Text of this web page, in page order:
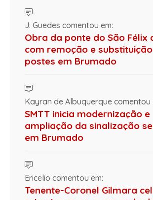
J. Guedes comentou em:
Obra da ponte do São Félix
com remoção e
postes em Brumado
Kayran de Albuquerque comentou
SMTT inicia modernização e
ampliação da sinalização
em Brumado
Ericelio comentou em:
Tenente-Coronel Gilmara